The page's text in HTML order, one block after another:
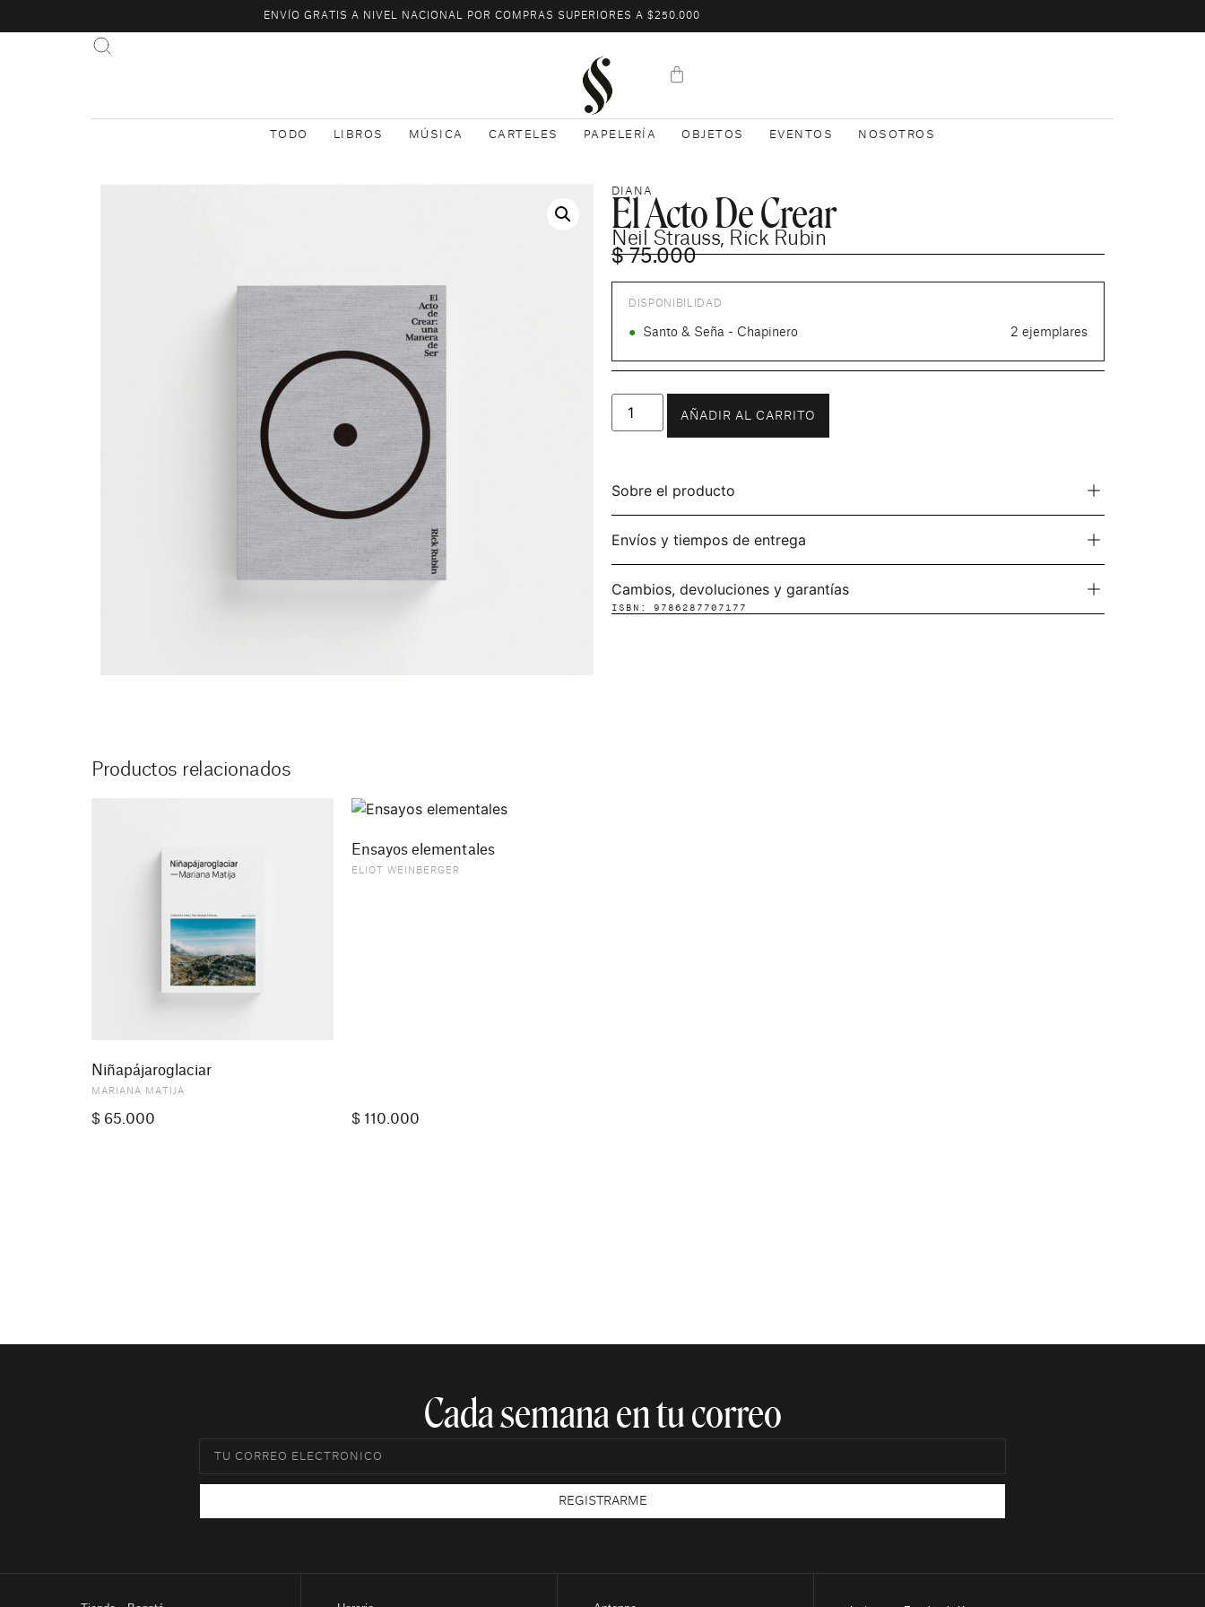
ENVÍO GRATIS A NIVEL NACIONAL POR COMPRAS SUPERIORES A $250.000
TODO LIBROS MÚSICA CARTELES PAPELERÍA OBJETOS EVENTOS NOSOTROS
DIANA
El Acto De Crear
Neil Strauss, Rick Rubin
$75.000
DISPONIBILIDAD
● Santo & Seña - Chapinero 2 ejemplares
AÑADIR AL CARRITO
Sobre el producto
Envíos y tiempos de entrega
Cambios, devoluciones y garantías
ISBN: 9786287707177
Productos relacionados
Niñapájaroglaciar
MARIANA MATIJA
$ 65.000
Ensayos elementales
ELIOT WEINBERGER
$ 110.000
Cada semana en tu correo​
REGISTRARME